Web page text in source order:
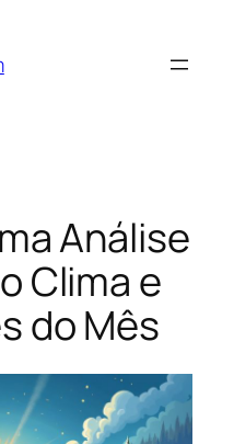
Análise
Clima e
do Mês